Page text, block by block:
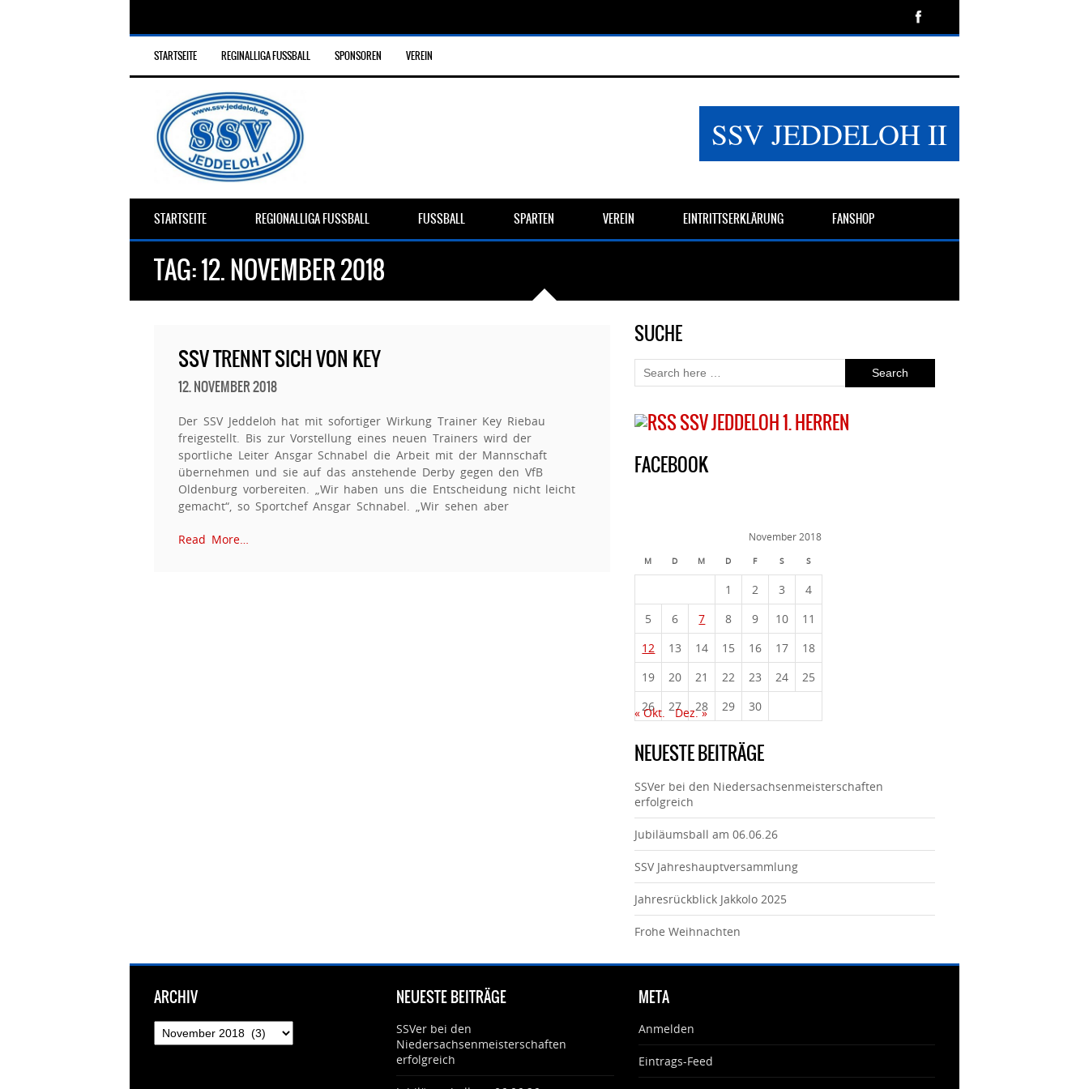
STARTSEITE REGINALLIGA FUSSBALL SPONSOREN VEREIN
SSV JEDDELOH II
STARTSEITE REGIONALLIGA FUSSBALL FUSSBALL SPARTEN VEREIN EINTRITTSERKLÄRUNG FANSHOP
TAG:12. NOVEMBER 2018
SSV TRENNT SICH VON KEY
12. NOVEMBER 2018
Der SSV Jeddeloh hat mit sofortiger Wirkung Trainer Key Riebau
freigestellt. Bis zur Vorstellung eines neuen Trainers wird der
sportliche Leiter Ansgar Schnabel die Arbeit mit der Mannschaft
übernehmen und sie auf das anstehende Derby gegen den VfB
Oldenburg vorbereiten. „Wir haben uns die Entscheidung nicht leicht
gemacht“, so Sportchef Ansgar Schnabel. „Wir sehen aber
Read More…
SUCHE
SSV JEDDELOH 1. HERREN
FACEBOOK
November 2018
M D M D F S S
1 2 3
4
5
6 7 8 9 10
11
12
13 14 15 16 17
18
19
20 21 22 23 24
25
26
27 28 29 30
« Okt. Dez. »
NEUESTE BEITRÄGE
SSVer bei den Niedersachsenmeisterschaften
erfolgreich
Jubiläumsball am 06.06.26
SSV Jahreshauptversammlung
Jahresrückblick Jakkolo 2025
Frohe Weihnachten
ARCHIV
Archiv
NEUESTE BEITRÄGE
SSVer bei den
Niedersachsenmeisterschaften
erfolgreich
META
Anmelden
Eintrags-Feed